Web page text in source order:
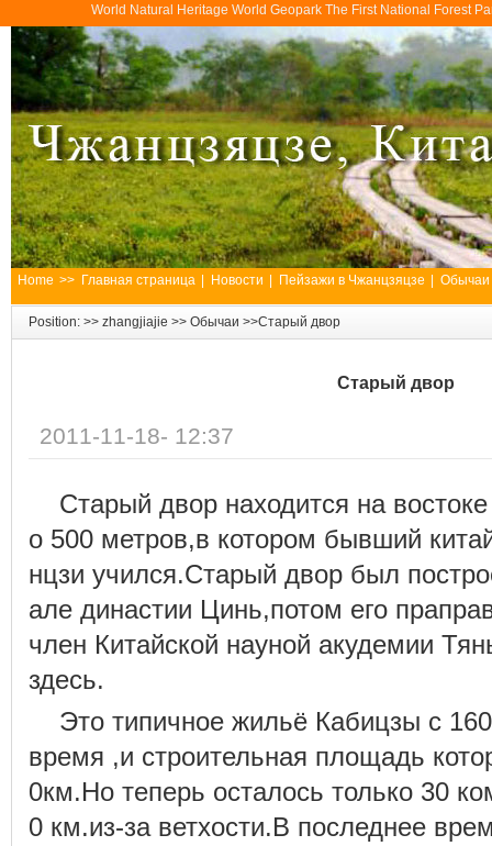
World Natural Heritage World Geopark The First National
Home >> Главная страница Новости Пейзажи в Чжанцзяцзе Обычаи
Position: >> zhangjiajie >> Обычаи >>Старый двор
Старый двор
2011-11-18- 12:37
Старый двор находится на
о 500 метров,в котором бывший
нцзи учился.Старый двор был
але династии Цинь,потом его
член Китайской науной акудемии
здесь.
Это типичное жильё Кабицзы с
время ,и строительная площадь
0км.Но теперь осталось только 30
0 км.из-за ветхости.В последнее